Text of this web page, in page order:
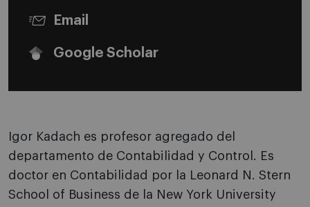
Email
Google Scholar
Igor Kadach es profesor agregado del
departamento de Contabilidad y Control. Es
doctor en Contabilidad por la Leonard N. Stern
School of Business de la New York University